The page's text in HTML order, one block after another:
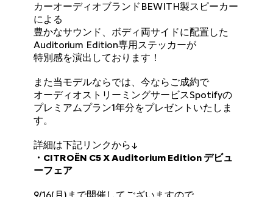
カーオーディオブランドBEWITH製スピーカー
による
豊かなサウンド、ボディ両サイドに配置した
Auditorium Edition専用ステッカーが
特別感を演出しております！
また当モデルならでは、今ならご成約で
オーディオストリーミングサービスSpotifyの
プレミアムプラン1年分をプレゼントいたしま
す。
詳細は下記リンクから↓
・CITROËN C5 X Auditorium Edition デビュ
ーフェア